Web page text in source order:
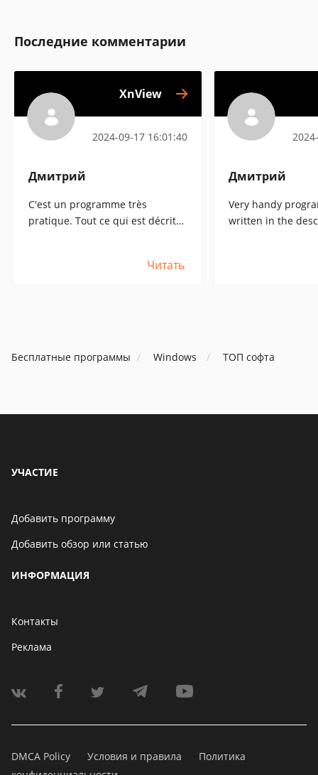
Последние комментарии
XnView
2024-09-17 16:01:40
Дмитрий
C'est un programme très
pratique. Tout ce qui est décrit
correctement avec les scanners
Читать
Дмитрий
Very handy
written in the
Бесплатные программы Windows ТОП софта
УЧАСТИЕ
Добавить программу
Добавить обзор или статью
ИНФОРМАЦИЯ
Контакты
Реклама
DMCA Policy Условия и правила
Политика